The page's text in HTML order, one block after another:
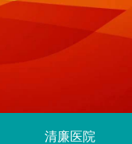
清廉医院